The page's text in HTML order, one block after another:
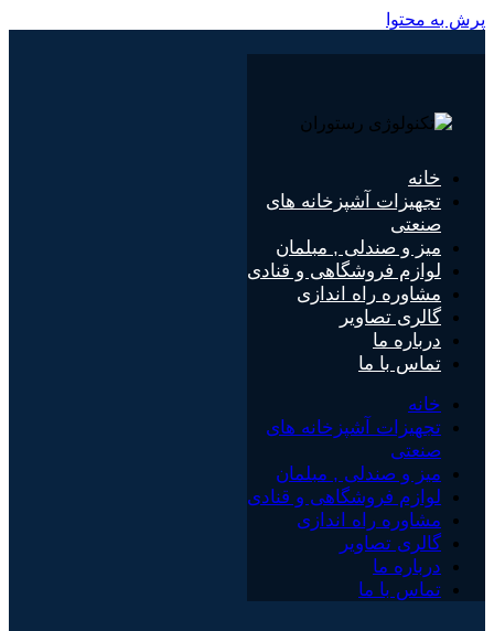
پرش به محتوا
خانه
تجهیزات آشپزخانه های
صنعتی
میز و صندلی , مبلمان
لوازم فروشگاهی و قنادی
مشاوره راه اندازی
گالری تصاویر
درباره ما
تماس با ما
خانه
تجهیزات آشپزخانه های
صنعتی
میز و صندلی , مبلمان
لوازم فروشگاهی و قنادی
مشاوره راه اندازی
گالری تصاویر
درباره ما
تماس با ما